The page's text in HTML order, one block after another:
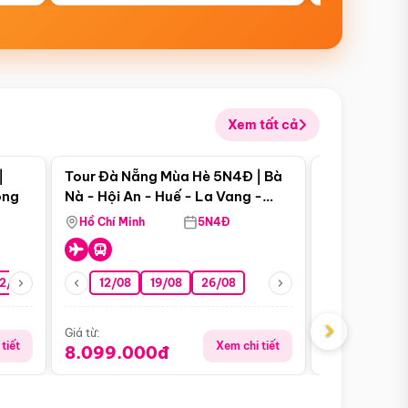
Xem tất cả
08 26/08 05/09 09/09 12/09
tiết
Điểm nổi bật
Tour Đà Nẵng Mùa Hè 5N4Đ | Bà
Nà - Hội An - Huế - La Vang -
Động Thiên Đường
Hồ Chí Minh 5N4Đ
12/08 19/08 26/08
Giá từ:
8.099.000đ Xem chi tiết
Giá từ:
›